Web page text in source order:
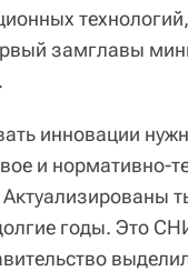
замглавы
инновации
и нормативно-
годы. Это